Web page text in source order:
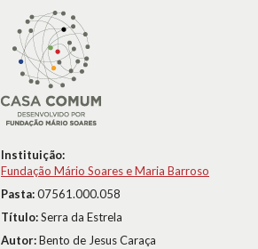
Instituição:
Fundação Mário Soares e Maria Barroso
Pasta:07561.000.058
Título:Serra da Estrela
Autor:Bento de Jesus Caraça